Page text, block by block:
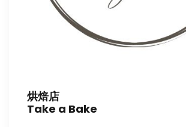
烘焙店
Take a Bake